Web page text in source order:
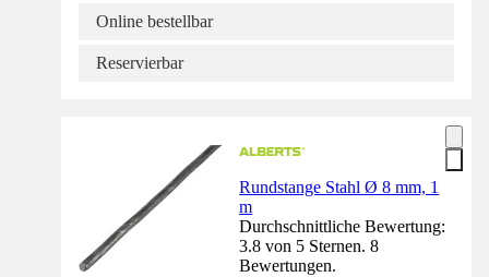
Online bestellbar
Reservierbar
Rundstange Stahl Ø 8 mm, 1
m
Durchschnittliche Bewertung:
3.8 von 5 Sternen. 8
Bewertungen.